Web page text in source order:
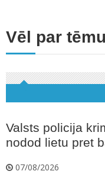
Vēl par
Valsts policija
nodod lietu pret
07/08/2026